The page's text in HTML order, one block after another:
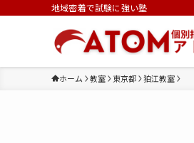
地域密着で試験に強い塾
ホーム 教室 東京都 狛江教室